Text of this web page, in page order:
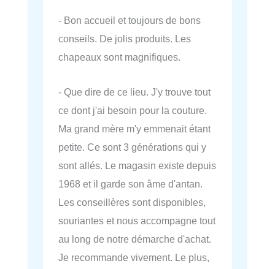
- Bon accueil et toujours de bons
conseils. De jolis produits. Les
chapeaux sont magnifiques.
- Que dire de ce lieu. J'y trouve tout
ce dont j'ai besoin pour la couture.
Ma grand mère m'y emmenait étant
petite. Ce sont 3 générations qui y
sont allés. Le magasin existe depuis
1968 et il garde son âme d'antan.
Les conseillères sont disponibles,
souriantes et nous accompagne tout
au long de notre démarche d'achat.
Je recommande vivement. Le plus,